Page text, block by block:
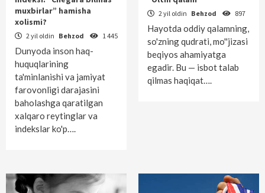
muxbirlar” hamisha
xolismi?
2 yil oldin Behzod 1 445
Dunyoda inson haq-
huquqlarining
ta'minlanishi va jamiyat
farovonligi darajasini
baholashga qaratilgan
xalqaro reytinglar va
indekslar ko'p….
2 yil oldin Behzod 897
Hayotda oddiy qalamning,
so'zning qudrati, mo''jizasi
beqiyos ahamiyatga
egadir. Bu — isbot talab
qilmas haqiqat….